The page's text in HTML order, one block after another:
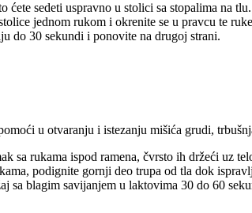
ćete sedeti uspravno u stolici sa stopalima na tlu.
jednom rukom i okrenite se u pravcu te
do 30 sekundi i ponovite na drugoj strani.
u otvaranju i istezanju mišića grudi,
sa rukama ispod ramena, čvrsto ih držeći uz
podignite gornji deo trupa od tla dok
sa blagim savijanjem u laktovima 30 do 60